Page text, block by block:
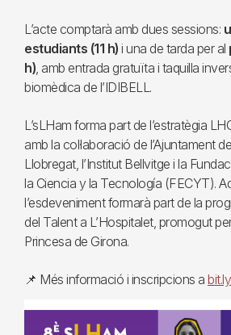
L’acte comptarà amb dues sessions:
estudiants (11 h) i una de tarda per al
h), amb entrada gratuïta i taquilla
biomèdica de l’IDIBELL.
L’sLHam forma part de l’estratègia
amb la col·laboració de l’Ajuntament
Llobregat, l’Institut Bellvitge i la
la Ciencia y la Tecnología (FECYT).
l’esdeveniment formarà part de la
del Talent a L’Hospitalet, promogut
Princesa de Girona.
📌 Més informació i inscripcions a